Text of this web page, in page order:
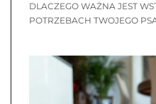
DLACZEGO WAŻNA JEST
POTRZEBACH TWOJEGO